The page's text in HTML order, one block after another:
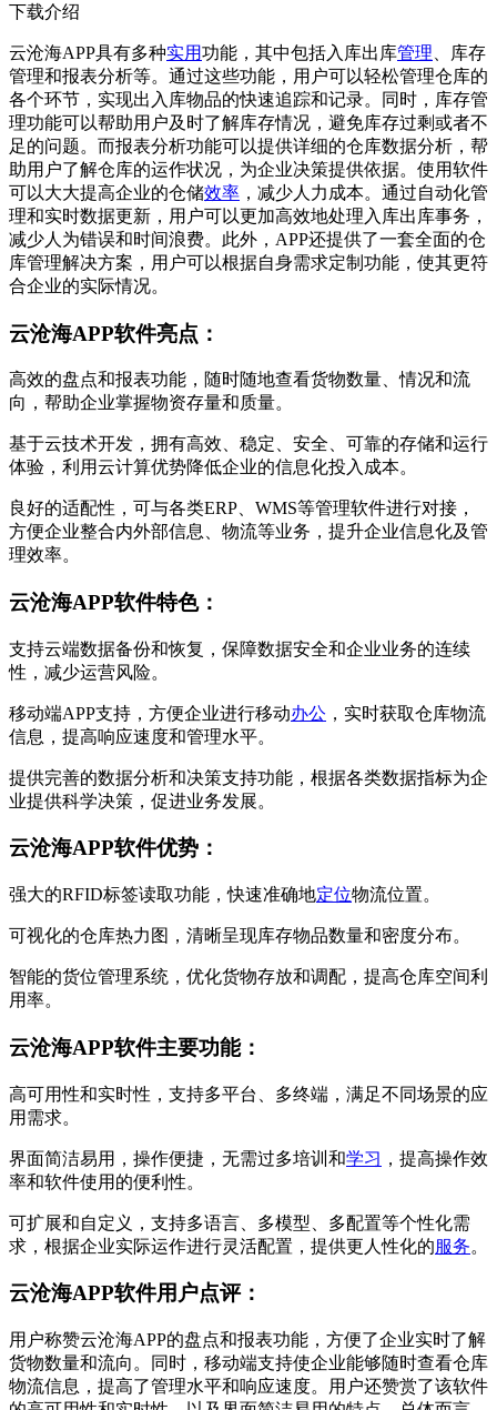
下载介绍
云沧海APP具有多种实用功能，其中包括入库出库管理 、库存
管理和报表分析等。通过这些功能，用户可以轻松管理仓库的
各个环节，实现出入库物品的快速追踪和记录。同时，库存管
理功能可以帮助用户及时了解库存情况，避免库存过剩或者不
足的问题。而报表分析功能可以提供详细的仓库数据分析，帮
助用户了解仓库的运作状况，为企业决策提供依据。使用软件
可以大大提高企业的仓储效率 ，减少人力成本。通过自动化管
理和实时数据更新，用户可以更加高效地处理入库出库事务，
减少人为错误和时间浪费。此外，APP还提供了一套全面的仓
库管理解决方案，用户可以根据自身需求定制功能，使其更符
合企业的实际情况。
云沧海APP软件亮点：
高效的盘点和报表功能，随时随地查看货物数量、情况和流
向，帮助企业掌握物资存量和质量。
基于云技术开发，拥有高效、稳定、安全、可靠的存储和运行
体验，利用云计算优势降低企业的信息化投入成本。
良好的适配性，可与各类ERP、WMS等管理软件进行对接，
方便企业整合内外部信息、物流等业务，提升企业信息化及管
理效率。
云沧海APP软件特色：
支持云端数据备份和恢复，保障数据安全和企业业务的连续
性，减少运营风险。
移动端APP支持，方便企业进行移动办公 ，实时获取仓库物流
信息，提高响应速度和管理水平。
提供完善的数据分析和决策支持功能，根据各类数据指标为企
业提供科学决策，促进业务发展。
云沧海APP软件优势：
强大的RFID标签读取功能，快速准确地定位物流位置。
可视化的仓库热力图，清晰呈现库存物品数量和密度分布。
智能的货位管理系统，优化货物存放和调配，提高仓库空间利
用率。
云沧海APP软件主要功能：
高可用性和实时性，支持多平台、多终端，满足不同场景的应
用需求。
界面简洁易用，操作便捷，无需过多培训和学习 ，提高操作效
率和软件使用的便利性。
可扩展和自定义，支持多语言、多模型、多配置等个性化需
求，根据企业实际运作进行灵活配置，提供更人性化的服务。
云沧海APP软件用户点评：
用户称赞云沧海APP的盘点和报表功能，方便了企业实时了解
货物数量和流向。同时，移动端支持使企业能够随时查看仓库
物流信息，提高了管理水平和响应速度。用户还赞赏了该软件